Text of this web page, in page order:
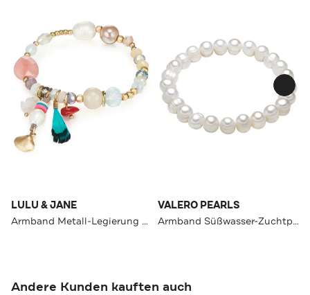
LULU & JANE
Armband Metall-Legierung OneColor
VALERO PEARLS
Armband Süßwasser-Zuchtperle OneColor
Andere Kunden kauften auch